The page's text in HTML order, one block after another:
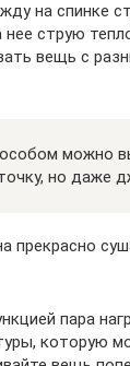
на спинке
нее струю
вещь с
можно
но даже
прекрасно
пара
которую